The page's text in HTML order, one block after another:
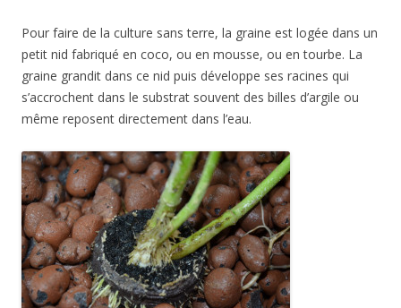
Pour faire de la culture sans terre, la graine est logée dans un
petit nid fabriqué en coco, ou en mousse, ou en tourbe. La
graine grandit dans ce nid puis développe ses racines qui
s’accrochent dans le substrat souvent des billes d’argile ou
même reposent directement dans l’eau.